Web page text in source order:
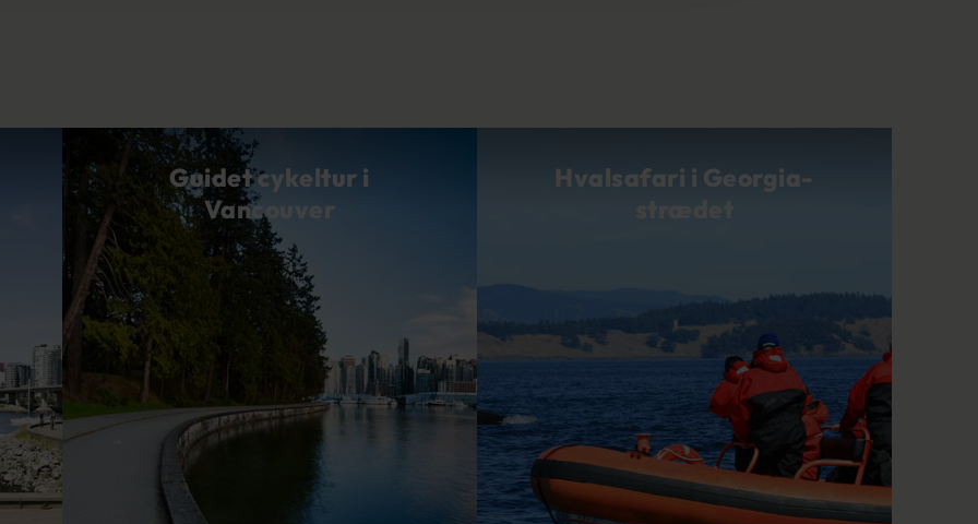
Guidet cykeltur i
Vancouver
Hvalsafari i Georgia-